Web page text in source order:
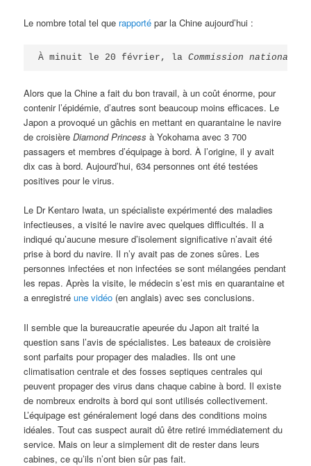
Le nombre total tel que rapporté par la Chine aujourd’hui :
À minuit le 20 février, la Commission nationale
Alors que la Chine a fait du bon travail, à un coût énorme, pour
contenir l’épidémie, d’autres sont beaucoup moins efficaces. Le
Japon a provoqué un gâchis en mettant en quarantaine le navire
de croisièreDiamond Princess à Yokohama avec 3 700
passagers et membres d’équipage à bord. À l’origine, il y avait
dix cas à bord. Aujourd’hui, 634 personnes ont été testées
positives pour le virus.
Le Dr Kentaro Iwata, un spécialiste expérimenté des maladies
infectieuses, a visité le navire avec quelques difficultés. Il a
indiqué qu’aucune mesure d’isolement significative n’avait été
prise à bord du navire. Il n’y avait pas de zones sûres. Les
personnes infectées et non infectées se sont mélangées pendant
les repas. Après la visite, le médecin s’est mis en quarantaine et
a enregistréune vidéo (en anglais) avec ses conclusions.
Il semble que la bureaucratie apeurée du Japon ait traité la
question sans l’avis de spécialistes. Les bateaux de croisière
sont parfaits pour propager des maladies. Ils ont une
climatisation centrale et des fosses septiques centrales qui
peuvent propager des virus dans chaque cabine à bord. Il existe
de nombreux endroits à bord qui sont utilisés collectivement.
L’équipage est généralement logé dans des conditions moins
idéales. Tout cas suspect aurait dû être retiré immédiatement du
service. Mais on leur a simplement dit de rester dans leurs
cabines, ce qu’ils n’ont bien sûr pas fait.